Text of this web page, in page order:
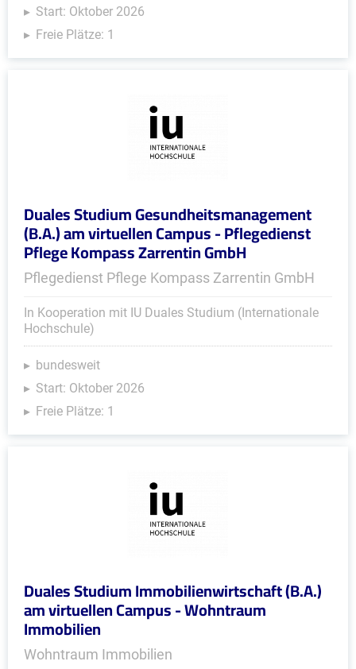
Start: Oktober 2026
Freie Plätze: 1
Duales Studium Gesundheitsmanagement
(B.A.) am virtuellen Campus - Pflegedienst
Pflege Kompass Zarrentin GmbH
Pflegedienst Pflege Kompass Zarrentin GmbH
In Kooperation mit IU Duales Studium (Internationale
Hochschule)
bundesweit
Start: Oktober 2026
Freie Plätze: 1
Duales Studium Immobilienwirtschaft (B.A.)
am virtuellen Campus - Wohntraum
Immobilien
Wohntraum Immobilien